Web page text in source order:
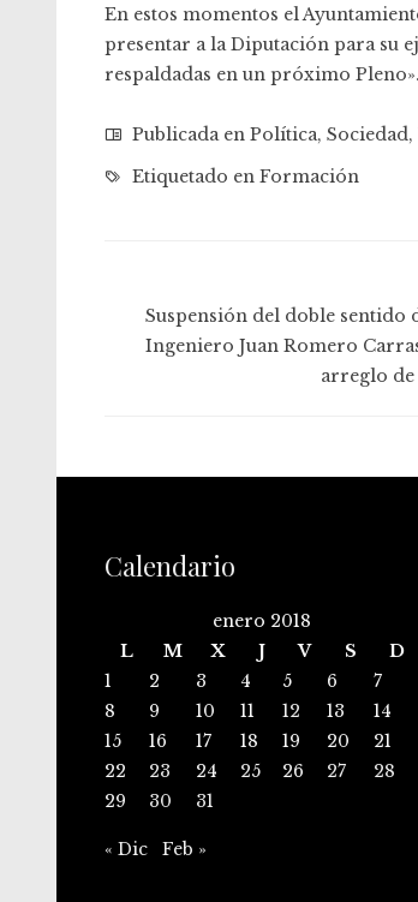
En estos momentos el
presentar a la Diputación para su
respaldadas en un próximo Pleno».
Publicada en Política, Sociedad,
Etiquetado en Formación
Suspensión del doble sentido
Ingeniero Juan Romero
arreglo de
Calendario
enero 2018
L
M X J V S
D
1
2 3 4 5 6
7
8
9 10 11 12 13
14
15
16 17 18 19 20
21
22
23 24 25 26 27
28
29
30 31
« Dic Feb »